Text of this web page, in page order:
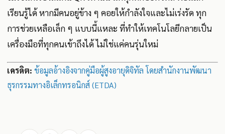
เรียนรู้ได้ หากมีคนอยู่ข้าง ๆ คอยให้กำลังใจและไม่เร่งรัด ทุก
การช่วยเหลือเล็ก ๆ แบบนี้แหละ ที่ทำให้เทคโนโลยีกลายเป็น
เครื่องมือที่ทุกคนเข้าถึงได้ ไม่ใช่แค่คนรุ่นใหม่
เครดิต: ข้อมูลอ้างอิงจากคู่มือผู้สูงอายุดิจิทัล โดยสำนักงานพัฒนา
ธุรกรรมทางอิเล็กทรอนิกส์ (ETDA)